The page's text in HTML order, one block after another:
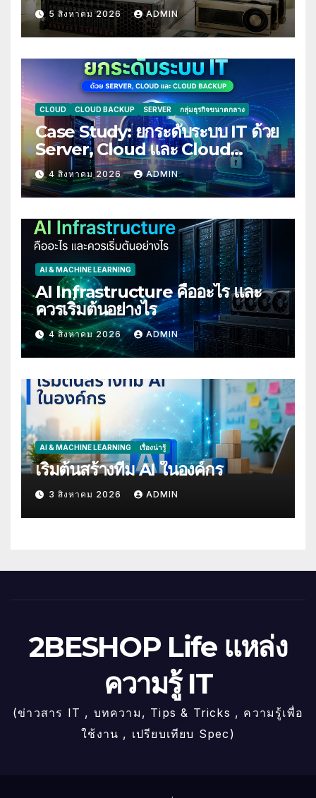
5 สิงหาคม 2026 ADMIN
CLOUD CLOUD BACKUP SERVER กลุ่มธุรกิจขนาดกลาง
Case Study: ยกระดับระบบ IT ด้วย
Server, Cloud และ Cloud
Backup
4 สิงหาคม 2026 ADMIN
AI & MACHINE LEARNING
AI Infrastructure คืออะไร และ
ควรเริ่มต้นอย่างไร
4 สิงหาคม 2026 ADMIN
AI & MACHINE LEARNING เรื่องน่ารู้
เริ่มต้นสร้างทีม AI ในองค์กร
3 สิงหาคม 2026 ADMIN
2BESHOP Life แหล่ง
ความรู้ IT
(ข่าวสาร IT , บทความ, Tips & Tricks , ความรู้เพื่อ
ใช้งาน , เปรียบเทียบ Spec)